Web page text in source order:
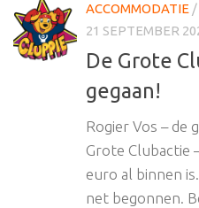
ACCOMMODATIE /
21 SEPTEMBER
De Grote
gegaan!
Rogier Vos – de
Grote Clubactie
euro al binnen
net begonnen.